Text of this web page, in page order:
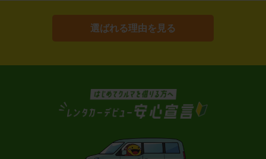
選ばれる理由を見る